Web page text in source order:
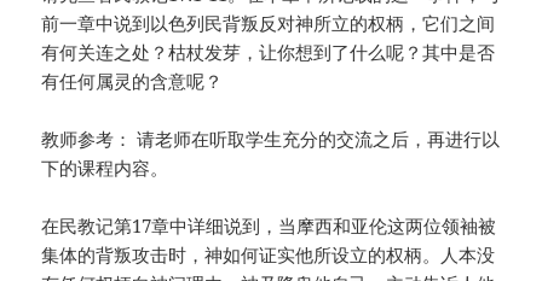
前一章中说到以色列民背叛反对神所立的权柄，它们之间
有何关连之处？枯杖发芽，让你想到了什么呢？其中是否
有任何属灵的含意呢？
教师参考： 请老师在听取学生充分的交流之后，再进行以
下的课程内容。
在民教记第17章中详细说到，当摩西和亚伦这两位领袖被
集体的背叛攻击时，神如何证实他所设立的权柄。人本没